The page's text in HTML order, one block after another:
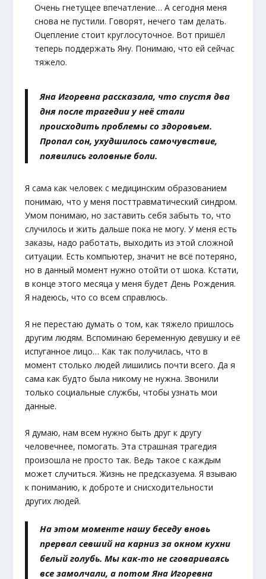
Очень гнетущее впечатление… А сегодня меня
снова не пустили. Говорят, нечего там делать.
Оцепление стоит круглосуточное. Вот пришёл
теперь поддержать Яну. Понимаю, что ей сейчас
тяжело.
Яна Игоревна рассказала, что спустя два
дня после трагедии у неё стали
происходить проблемы со здоровьем.
Пропал сон, ухудшилось самочувствие,
появились головные боли.
Я сама как человек с медицинским образованием
понимаю, что у меня посттравматический синдром.
Умом понимаю, но заставить себя забыть то, что
случилось и жить дальше пока не могу. У меня есть
заказы, надо работать, выходить из этой сложной
ситуации. Есть компьютер, значит не всё потеряно,
но в данный момент нужно отойти от шока. Кстати,
в конце этого месяца у меня будет День Рождения.
Я надеюсь, что со всем справлюсь.
Я не перестаю думать о том, как тяжело пришлось
другим людям. Вспоминаю беременную девушку и её
испуганное лицо… Как так получилась, что в
момент столько людей лишились почти всего. Да я
сама как будто была никому не нужна. Звонили
только социальные службы, чтобы узнать мои
данные.
Я думаю, нам всем нужно быть друг к другу
человечнее, помогать. Эта страшная трагедия
произошла не просто так. Ведь такое с каждым
может случиться. Жизнь не предсказуема. Я взываю
к пониманию, к доброте и снисходительности
других людей.
На этом моменте нашу беседу вновь
прервал севший на карниз за окном кухни
белый голубь. Мы как-то не сговариваясь
все замолчали, а потом Яна Игоревна